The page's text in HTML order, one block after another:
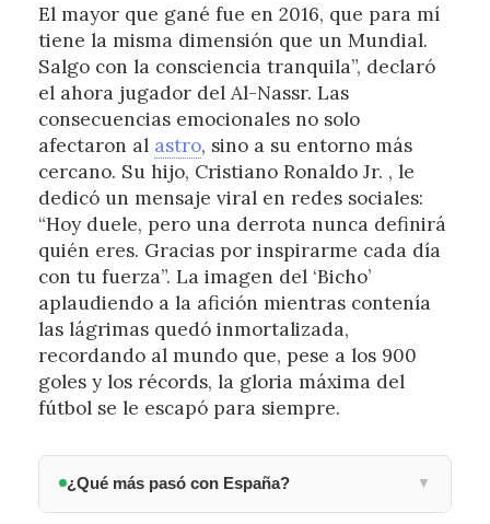
El mayor que gané fue en 2016, que para mí
tiene la misma dimensión que un Mundial.
Salgo con la consciencia tranquila”, declaró
el ahora jugador del Al-Nassr. Las
consecuencias emocionales no solo
afectaron al astro, sino a su entorno más
cercano. Su hijo, Cristiano Ronaldo Jr. , le
dedicó un mensaje viral en redes sociales:
“Hoy duele, pero una derrota nunca definirá
quién eres. Gracias por inspirarme cada día
con tu fuerza”. La imagen del ‘Bicho’
aplaudiendo a la afición mientras contenía
las lágrimas quedó inmortalizada,
recordando al mundo que, pese a los 900
goles y los récords, la gloria máxima del
fútbol se le escapó para siempre.
¿Qué más pasó con España? ▼